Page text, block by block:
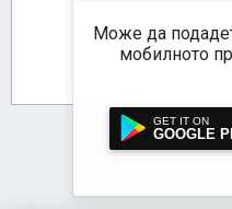
Може да
мобилното
GOOGLE